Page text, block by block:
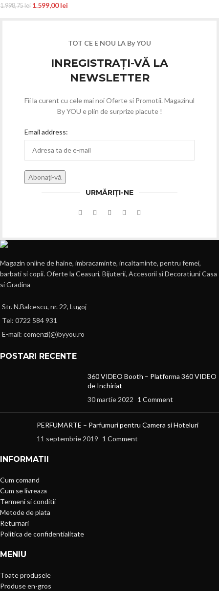
1.998,75lei 1.599,00lei
TOT CE E NOU LA By YOU
INREGISTRAȚI-VĂ LA
NEWSLETTER
Fii la curent cu cele mai noi Oferte si Promotii. Magazinul
By YOU e plin de surprize placute !
Email address:
URMĂRIȚI-NE
Magazin online de haine, imbracaminte, incaltaminte, pentru femei,
barbati si copii. Oferte la Ceasuri, Bijuterii, Accesorii si Decoratiuni Casa
si Gradina
Str. N.Balcescu, nr. 22, Lugoj
Tel: 0722 584 931
E-mail: comenzi(@)byyou.ro
POSTARI RECENTE
360 VIDEO Booth – Platforma 360 VIDEO
de Inchiriat
30 martie 2022 1 Comment
PERFUMARTE – Parfumuri pentru Camera si Hoteluri
11 septembrie 2019 1 Comment
INFORMATII
Cum comand
Cum se livreaza
Termeni si conditii
Metode de plata
Returnari
Politica de confidentialitate
MENIU
Toate produsele
Produse en-gros